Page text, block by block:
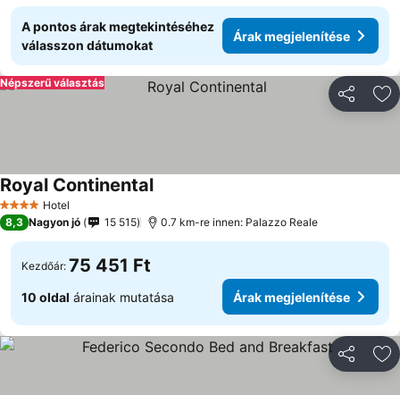
A pontos árak megtekintéséhez
válasszon dátumokat
Árak megjelenítése
Népszerű választás
4 KategóriaHotel
Royal ContinentalÁrak megjelenítése
8,3 Nagyon jó 15 515 0.7 km-re innen: Palazzo Reale
Kezdőár: 75 451 Ft
10 oldal árainak mutatása Árak megjelenítése